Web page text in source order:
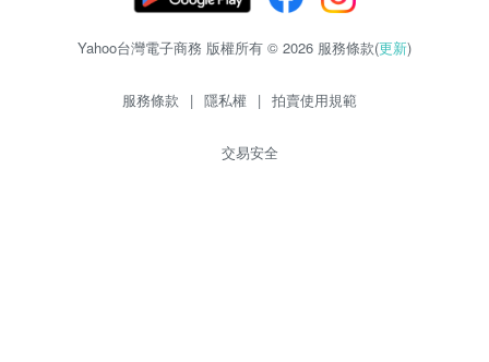
Yahoo台灣電子商務 版權所有 © 2026 服務條款(更新)
服務條款 | 隱私權 | 拍賣使用規範
交易安全